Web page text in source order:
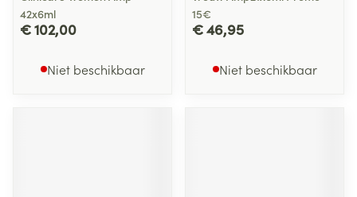
42x6ml
€ 102,00
Niet beschikbaar
15€
€ 46,95
Niet beschikbaar